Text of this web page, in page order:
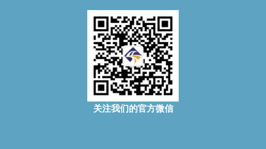
关注我们的官方微信